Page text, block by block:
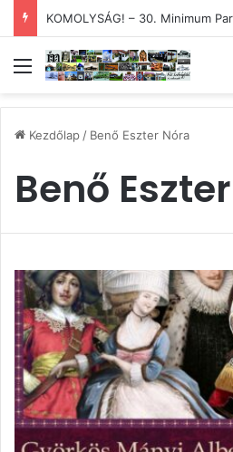
Menü
Kezdőlap/ Benő Eszter Nóra
Benő